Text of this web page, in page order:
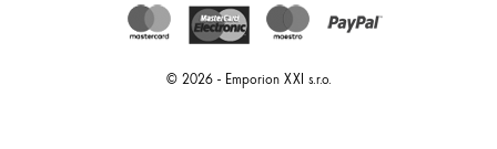
© 2026 - Emporion XXI s.r.o.